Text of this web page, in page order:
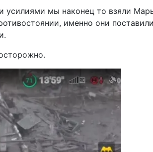
мы наконец то взяли
именно они